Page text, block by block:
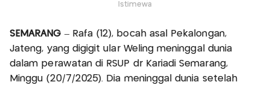
Istimewa
SEMARANG – Rafa (12), bocah asal Pekalongan,
Jateng, yang digigit ular Weling meninggal dunia
dalam perawatan di RSUP dr Kariadi Semarang,
Minggu (20/7/2025). Dia meninggal dunia setelah